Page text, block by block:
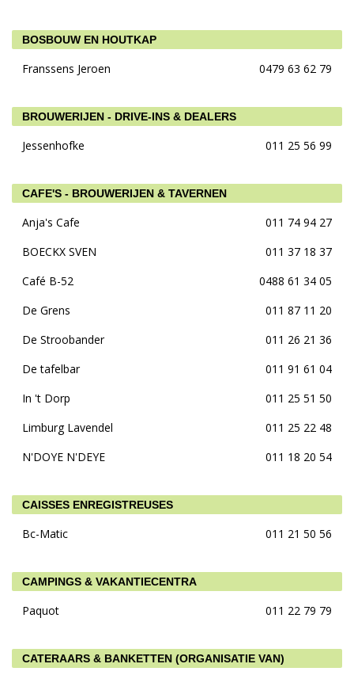
BOSBOUW EN HOUTKAP
Franssens Jeroen 0479 63 62 79
BROUWERIJEN - DRIVE-INS & DEALERS
Jessenhofke 011 25 56 99
CAFE'S - BROUWERIJEN & TAVERNEN
Anja's Cafe
011 74 94 27
BOECKX SVEN
011 37 18 37
Café B-52
0488 61 34 05
De Grens
011 87 11 20
De Stroobander
011 26 21 36
De tafelbar
011 91 61 04
In 't Dorp
011 25 51 50
Limburg Lavendel
011 25 22 48
N'DOYE N'DEYE
011 18 20 54
CAISSES ENREGISTREUSES
Bc-Matic 011 21 50 56
CAMPINGS & VAKANTIECENTRA
Paquot 011 22 79 79
CATERAARS & BANKETTEN (ORGANISATIE VAN)